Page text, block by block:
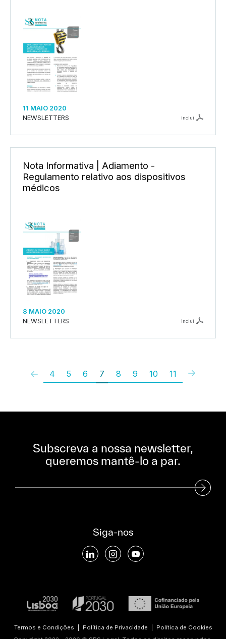
11 MAIO 2020
NEWSLETTERS
inclui
Nota Informativa | Adiamento -
Regulamento relativo aos dispositivos
médicos
8 MAIO 2020
NEWSLETTERS
inclui
4 5 6 7 8 9 10 11
Subscreva a nossa newsletter,
queremos mantê-lo a par.
Subscreva a nossa Newsletter
Siga-nos
Termos e Condições Política de Privacidade Política de Cookies